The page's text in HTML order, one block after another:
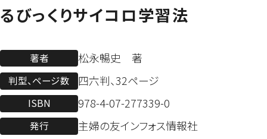
るびっくりサイコロ学習法
著者 松永暢史 著
判型、ページ数 四六判、32ページ
ISBN 978-4-07-277339-0
発行 主婦の友インフォス情報社